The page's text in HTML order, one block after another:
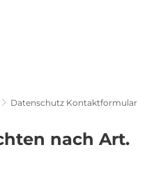
Datenschutz Kontaktformular
nach Art.